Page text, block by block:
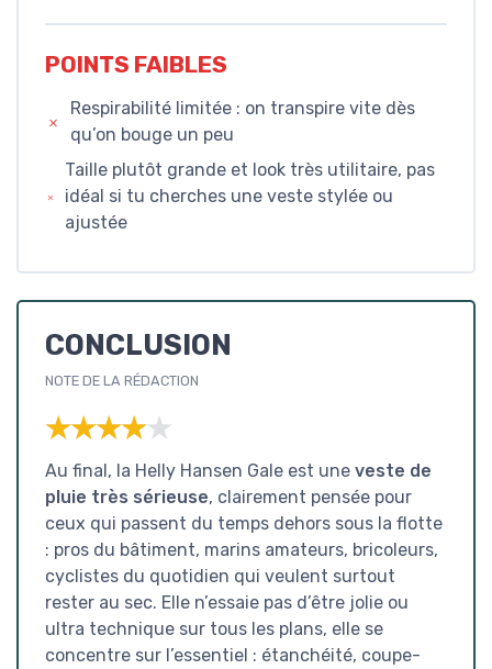
POINTS FAIBLES
Respirabilité limitée : on transpire vite dès
qu’on bouge un peu
Taille plutôt grande et look très utilitaire, pas
idéal si tu cherches une veste stylée ou
ajustée
CONCLUSION
NOTE DE LA RÉDACTION
★★★★★
★★★★★
Au final, la Helly Hansen Gale est une veste de
pluie très sérieuse, clairement pensée pour
ceux qui passent du temps dehors sous la flotte
: pros du bâtiment, marins amateurs, bricoleurs,
cyclistes du quotidien qui veulent surtout
rester au sec. Elle n’essaie pas d’être jolie ou
ultra technique sur tous les plans, elle se
concentre sur l’essentiel : étanchéité, coupe-